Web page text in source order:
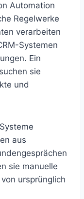
Automation
Regelwerke
verarbeiten
Systemen
Ein
sie
und
aus
sie manuelle
ursprünglich